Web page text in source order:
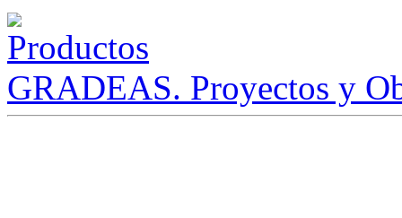
GRADEAS. Proyectos y